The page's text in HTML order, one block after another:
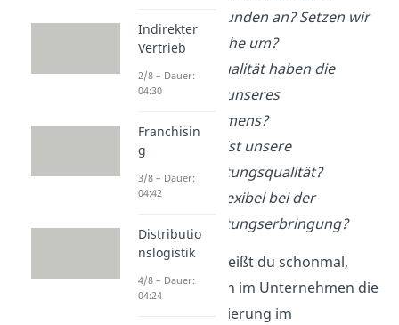
unserer Kunden an? Setzen wir
die Wünsche um?
Welche Qualität haben die
Produkte unseres
Unternehmens?
Wie hoch ist unsere
Dienstleistungsqualität?
Sind wir flexibel bei der
Dienstleistungserbringung?
Spitze! Jetzt weißt du schonmal,
welche Ebenen im Unternehmen die
Kundenorientierung im
Indirekter
Vertrieb
2/8 – Dauer:
04:30
Franchisin
g
3/8 – Dauer:
04:42
Distributio
nslogistik
4/8 – Dauer:
04:24